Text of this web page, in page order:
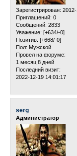
Зарегистрирован:
Приглашений: 0
Сообщений: 2833
Уважение: [+634/-0]
Позитив: [+668/-0]
Пол: Мужской
Провел на форуме:
1 месяц 8 дней
Последний визит:
2022-12-19 14:01:17
serg
Администратор